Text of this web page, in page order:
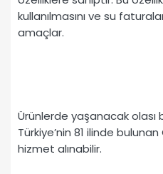
kullanılmasını ve su
amaçlar.
Ürünlerde yaşanacak olası
Türkiye’nin 81 ilinde
hizmet alınabilir.